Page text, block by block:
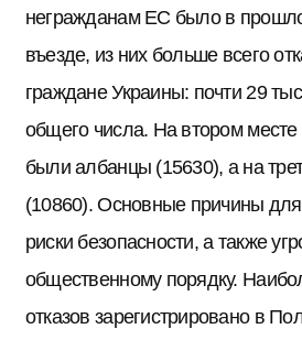
негражданам ЕС было в
въезде, из них больше всего
граждане Украины: почти 29
общего числа. На втором месте
были албанцы (15630), а на
(10860). Основные причины
риски безопасности, а также
общественному порядку.
отказов зарегистрировано в